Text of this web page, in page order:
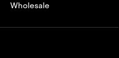
Wholesale